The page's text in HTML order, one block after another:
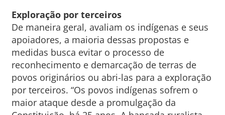
Exploração por terceiros
De maneira geral, avaliam os indígenas e seus
apoiadores, a maioria dessas propostas e
medidas busca evitar o processo de
reconhecimento e demarcação de terras de
povos originários ou abri-las para a exploração
por terceiros. “Os povos indígenas sofrem o
maior ataque desde a promulgação da